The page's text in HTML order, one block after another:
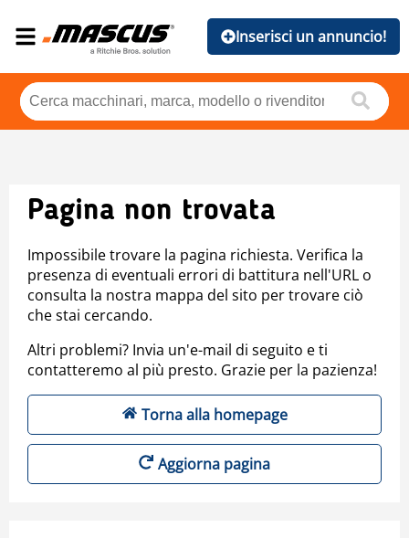
Inserisci un annuncio!
Pagina non trovata
Impossibile trovare la pagina richiesta. Verifica la
presenza di eventuali errori di battitura nell'URL o
consulta la nostra mappa del sito per trovare ciò
che stai cercando.
Altri problemi? Invia un'e-mail di seguito e ti
contatteremo al più presto. Grazie per la pazienza!
Torna alla homepage
Aggiorna pagina